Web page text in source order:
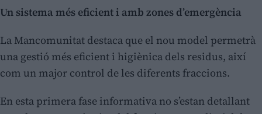
Un sistema més eficient i amb zones d’emergència
La Mancomunitat destaca que el nou model permetrà
una gestió més eficient i higiènica dels residus, així
com un major control de les diferents fraccions.
En esta primera fase informativa no s’estan detallant